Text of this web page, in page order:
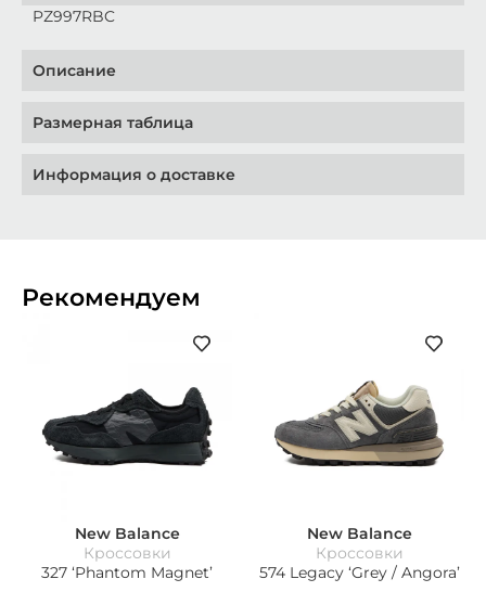
PZ997RBC
Описание
Размерная таблица
Информация о доставке
Рекомендуем
New Balance
Кроссовки
327 ‘Phantom Magnet’
New Balance
Кроссовки
574 Legacy ‘Grey / Angora’